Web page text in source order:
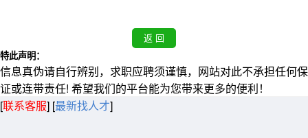
特此声明：
信息真伪请自行辨别，求职应聘须谨慎，网站对此不承担任何保
证或连带责任! 希望我们的平台能为您带来更多的便利！
[联系客服] [最新找人才]